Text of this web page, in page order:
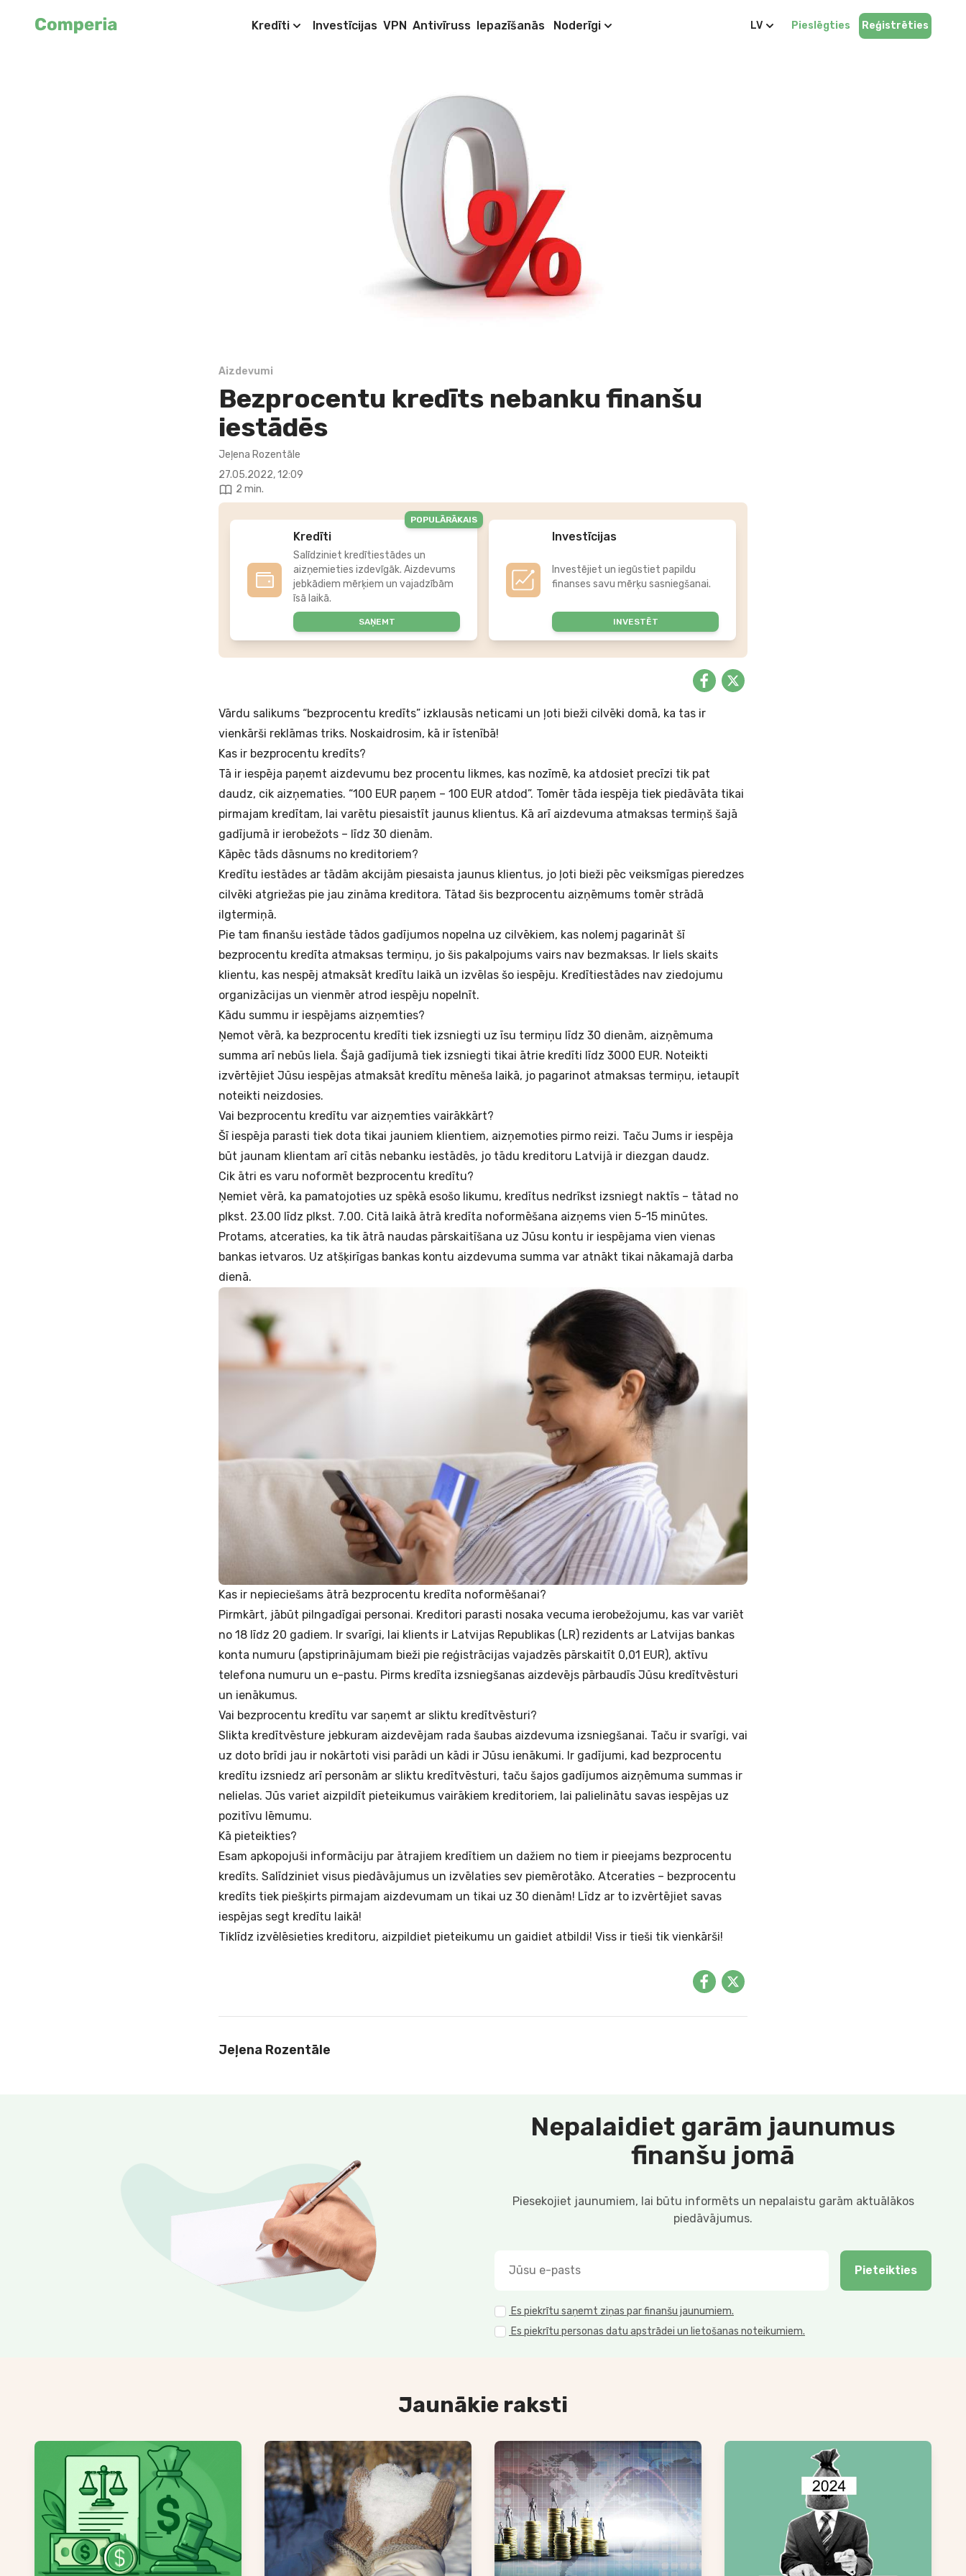
Kredīti Investīcijas VPN Antivīruss Iepazīšanās Noderīgi LV Pieslēgties Reģistrēties
Aizdevumi
Bezprocentu kredīts nebanku finanšu
iestādēs
Jeļena Rozentāle
27.05.2022, 12:09
2 min.
Kredīti
Salīdziniet kredītiestādes un
aizņemieties izdevīgāk. Aizdevums
jebkādiem mērķiem un vajadzībām
īsā laikā.
SAŅEMT
POPULĀRĀKAIS
Investīcijas
Investējiet un iegūstiet papildu
finanses savu mērķu sasniegšanai.
INVESTĒT
Vārdu salikums “bezprocentu kredīts” izklausās neticami un ļoti bieži cilvēki domā, ka tas ir
vienkārši reklāmas triks. Noskaidrosim, kā ir īstenībā!
Kas ir bezprocentu kredīts?
Tā ir iespēja paņemt aizdevumu bez procentu likmes, kas nozīmē, ka atdosiet precīzi tik pat
daudz, cik aizņematies. “100 EUR paņem – 100 EUR atdod”. Tomēr tāda iespēja tiek piedāvāta tikai
pirmajam kredītam, lai varētu piesaistīt jaunus klientus. Kā arī aizdevuma atmaksas termiņš šajā
gadījumā ir ierobežots – līdz 30 dienām.
Kāpēc tāds dāsnums no kreditoriem?
Kredītu iestādes ar tādām akcijām piesaista jaunus klientus, jo ļoti bieži pēc veiksmīgas pieredzes
cilvēki atgriežas pie jau zināma kreditora. Tātad šis bezprocentu aizņēmums tomēr strādā
ilgtermiņā.
Pie tam finanšu iestāde tādos gadījumos nopelna uz cilvēkiem, kas nolemj pagarināt šī
bezprocentu kredīta atmaksas termiņu, jo šis pakalpojums vairs nav bezmaksas. Ir liels skaits
klientu, kas nespēj atmaksāt kredītu laikā un izvēlas šo iespēju. Kredītiestādes nav ziedojumu
organizācijas un vienmēr atrod iespēju nopelnīt.
Kādu summu ir iespējams aizņemties?
Ņemot vērā, ka bezprocentu kredīti tiek izsniegti uz īsu termiņu līdz 30 dienām, aizņēmuma
summa arī nebūs liela. Šajā gadījumā tiek izsniegti tikai ātrie kredīti līdz 3000 EUR. Noteikti
izvērtējiet Jūsu iespējas atmaksāt kredītu mēneša laikā, jo pagarinot atmaksas termiņu, ietaupīt
noteikti neizdosies.
Vai bezprocentu kredītu var aizņemties vairākkārt?
Šī iespēja parasti tiek dota tikai jauniem klientiem, aizņemoties pirmo reizi. Taču Jums ir iespēja
būt jaunam klientam arī citās nebanku iestādēs, jo tādu kreditoru Latvijā ir diezgan daudz.
Cik ātri es varu noformēt bezprocentu kredītu?
Ņemiet vērā, ka pamatojoties uz spēkā esošo likumu, kredītus nedrīkst izsniegt naktīs – tātad no
plkst. 23.00 līdz plkst. 7.00. Citā laikā ātrā kredīta noformēšana aizņems vien 5-15 minūtes.
Protams, atceraties, ka tik ātrā naudas pārskaitīšana uz Jūsu kontu ir iespējama vien vienas
bankas ietvaros. Uz atšķirīgas bankas kontu aizdevuma summa var atnākt tikai nākamajā darba
dienā.
Kas ir nepieciešams ātrā bezprocentu kredīta noformēšanai?
Pirmkārt, jābūt pilngadīgai personai. Kreditori parasti nosaka vecuma ierobežojumu, kas var variēt
no 18 līdz 20 gadiem. Ir svarīgi, lai klients ir Latvijas Republikas (LR) rezidents ar Latvijas bankas
konta numuru (apstiprinājumam bieži pie reģistrācijas vajadzēs pārskaitīt 0,01 EUR), aktīvu
telefona numuru un e-pastu. Pirms kredīta izsniegšanas aizdevējs pārbaudīs Jūsu kredītvēsturi
un ienākumus.
Vai bezprocentu kredītu var saņemt ar sliktu kredītvēsturi?
Slikta kredītvēsture jebkuram aizdevējam rada šaubas aizdevuma izsniegšanai. Taču ir svarīgi, vai
uz doto brīdi jau ir nokārtoti visi parādi un kādi ir Jūsu ienākumi. Ir gadījumi, kad bezprocentu
kredītu izsniedz arī personām ar sliktu kredītvēsturi, taču šajos gadījumos aizņēmuma summas ir
nelielas. Jūs variet aizpildīt pieteikumus vairākiem kreditoriem, lai palielinātu savas iespējas uz
pozitīvu lēmumu.
Kā pieteikties?
Esam apkopojuši informāciju par ātrajiem kredītiem un dažiem no tiem ir pieejams bezprocentu
kredīts. Salīdziniet visus piedāvājumus un izvēlaties sev piemērotāko. Atceraties – bezprocentu
kredīts tiek piešķirts pirmajam aizdevumam un tikai uz 30 dienām! Līdz ar to izvērtējiet savas
iespējas segt kredītu laikā!
Tiklīdz izvēlēsieties kreditoru, aizpildiet pieteikumu un gaidiet atbildi! Viss ir tieši tik vienkārši!
Jeļena Rozentāle
Nepalaidiet garām jaunumus
finanšu jomā
Piesekojiet jaunumiem, lai būtu informēts un nepalaistu garām aktuālākos
piedāvājumus.
Pieteikties
Es piekrītu saņemt ziņas par finanšu jaunumiem.
Es piekrītu personas datu apstrādei un lietošanas noteikumiem.
Jaunākie raksti